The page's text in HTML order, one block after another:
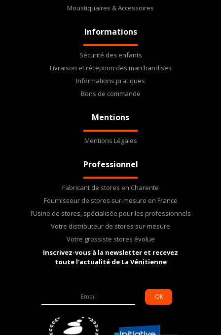
Moustiquaires & Accessoires
Informations
Sécurité des enfants
Livraison et réception des marchandises
Informations pratiques
Bons de commande
Mentions
Mentions Légales
Professionnel
Fabricant de stores en Charente
Fournisseur de stores sur-mesure en France
l’Usine de stores, spécialisée pour les professionnels
Votre distributeur de stores sur-mesure
Votre grossiste stores évolue
Inscrivez-vous à la newsletter et recevez
toute l'actualité de La Vénitienne
OK